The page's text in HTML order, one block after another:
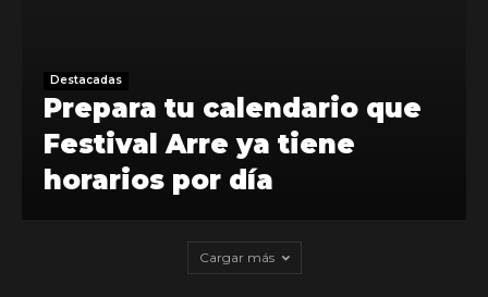
Destacadas
Prepara tu calendario que
Festival Arre ya tiene
horarios por día
Cargar más